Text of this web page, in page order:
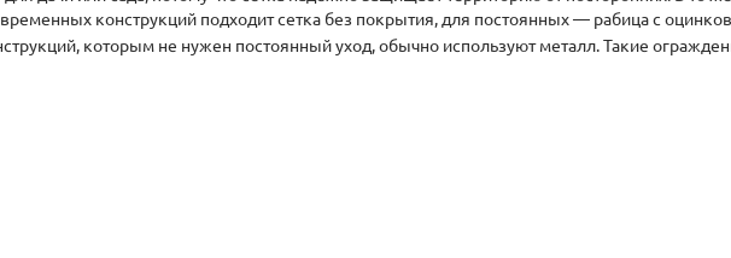
временных конструкций подходит сетка без покрытия, для постоянных — рабица с
которым не нужен постоянный уход, обычно используют металл. Такие